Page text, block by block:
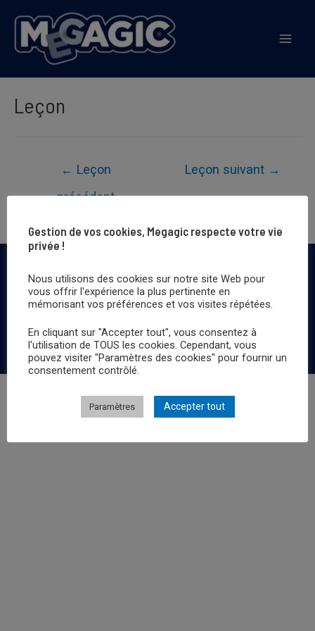
contenu
Leçon
← Leçon
précédent
Leçon suivant →
CGU
CGV
Copyright © 2026 MEGAGIC ®
Gestion de vos cookies, Megagic respecte votre vie
privée !
Nous utilisons des cookies sur notre site Web pour
vous offrir l'expérience la plus pertinente en
mémorisant vos préférences et vos visites répétées.
En cliquant sur "Accepter tout", vous consentez à
l'utilisation de TOUS les cookies. Cependant, vous
pouvez visiter "Paramètres des cookies" pour fournir un
consentement contrôlé.
Paramètres Accepter tout